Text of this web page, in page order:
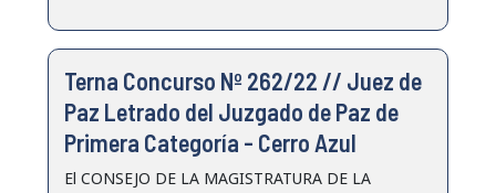
Terna Concurso Nº 262/22 // Juez de
Paz Letrado del Juzgado de Paz de
Primera Categoría - Cerro Azul
El CONSEJO DE LA MAGISTRATURA DE LA